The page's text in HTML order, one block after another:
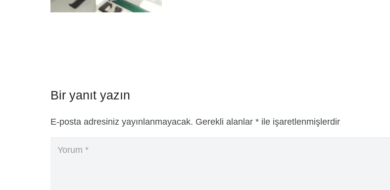
Bir yanıt yazın
E-posta adresiniz yayınlanmayacak. Gerekli alanlar * ile işaretlenmişlerdir